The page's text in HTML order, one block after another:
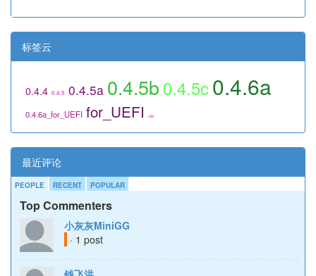
标签云
0.4.4 0.4.5 0.4.5a 0.4.5b 0.4.5c0.4.6a
0.4.6a_for_UEFI for_UEFI utils
最近评论
PEOPLE RECENT POPULAR
Top Commenters
小灰灰MiniGG
· 1 post